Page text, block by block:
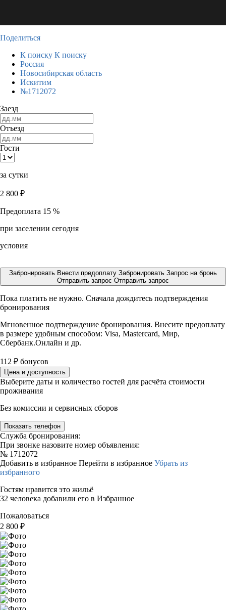
Поделиться
К поиску К поиску
Россия
Новосибирская область
Искитим
№1712072
Заезд
Отъезд
Гости
за сутки
2 800 ₽
Предоплата 15 %
при заселении сегодня
условия
Забронировать Внести предоплату Забронировать Запрос на бронь
Отправить запрос Отправить запрос
Пока платить не нужно. Сначала дождитесь подтверждения
бронирования
Мгновенное подтверждение бронирования. Внесите предоплату
в размере удобным способом: Visa, Mastercard, Мир,
Сбербанк.Онлайн и др.
112 ₽ бонусов
Цена и доступность
Выберите даты и количество гостей для расчёта стоимости
проживания
Без комиссии и сервисных сборов
Показать телефон
Служба бронирования:
При звонке назовите номер объявления:
№ 1712072
Добавить в избранное Перейти в избранное Убрать из
избранного
Гостям нравится это жильё
32 человека добавили его в Избранное
Пожаловаться
2 800 ₽